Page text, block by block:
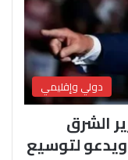
دولي وإقليمي
الشرق
ويدعو لتوسيع